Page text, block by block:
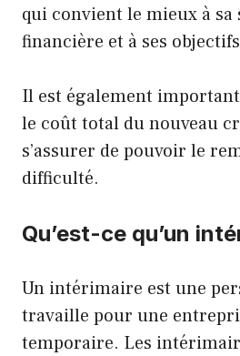
qui convient le mieux à
financière et à ses
Il est également
le coût total du nouveau
s’assurer de pouvoir le
difficulté.
Qu’est-ce qu’un
Un intérimaire est une
travaille pour une
temporaire. Les